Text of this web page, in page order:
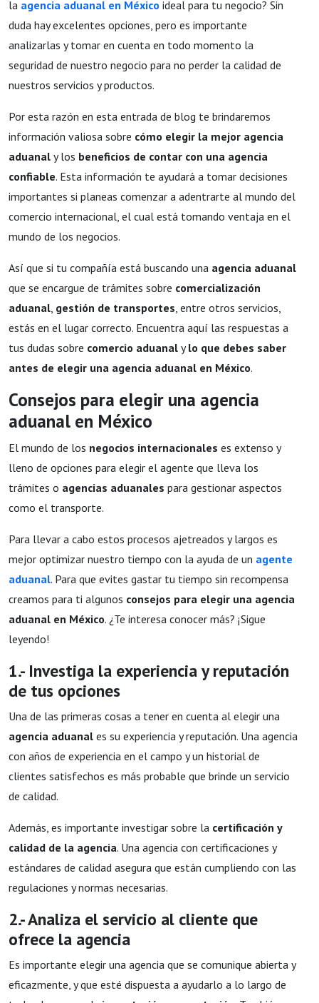
la agencia aduanal en México ideal para tu negocio? Sin
duda hay excelentes opciones, pero es importante
analizarlas y tomar en cuenta en todo momento la
seguridad de nuestro negocio para no perder la calidad de
nuestros servicios y productos.
Por esta razón en esta entrada de blog te brindaremos
información valiosa sobre cómo elegir la mejor agencia
aduanal y los beneficios de contar con una agencia
confiable. Esta información te ayudará a tomar decisiones
importantes si planeas comenzar a adentrarte al mundo del
comercio internacional, el cual está tomando ventaja en el
mundo de los negocios.
Así que si tu compañía está buscando una agencia aduanal
que se encargue de trámites sobre comercialización
aduanal, gestión de transportes, entre otros servicios,
estás en el lugar correcto. Encuentra aquí las respuestas a
tus dudas sobre comercio aduanal ylo que debes saber
antes de elegir una agencia aduanal en México.
Consejos para elegir una agencia
aduanal en México
El mundo de los negocios internacionales es extenso y
lleno de opciones para elegir el agente que lleva los
trámites o agencias aduanales para gestionar aspectos
como el transporte.
Para llevar a cabo estos procesos ajetreados y largos es
mejor optimizar nuestro tiempo con la ayuda de un agente
aduanal. Para que evites gastar tu tiempo sin recompensa
creamos para ti algunos consejos para elegir una agencia
aduanal en México. ¿Te interesa conocer más? ¡Sigue
leyendo!
1.- Investiga la experiencia y reputación
de tus opciones
Una de las primeras cosas a tener en cuenta al elegir una
agencia aduanal es su experiencia y reputación. Una agencia
con años de experiencia en el campo y un historial de
clientes satisfechos es más probable que brinde un servicio
de calidad.
Además, es importante investigar sobre la certificación y
calidad de la agencia. Una agencia con certificaciones y
estándares de calidad asegura que están cumpliendo con las
regulaciones y normas necesarias.
2.- Analiza el servicio al cliente que
ofrece la agencia
Es importante elegir una agencia que se comunique abierta y
eficazmente, y que esté dispuesta a ayudarlo a lo largo de